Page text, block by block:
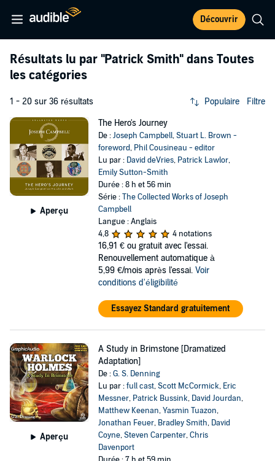
Découvrir
Résultats lu par "Patrick Smith" dans Toutes
les catégories
1 - 20 sur 36 résultats Populaire Filtre
Aperçu
The Hero's Journey
De :Joseph Campbell,Stuart L. Brown -
foreword, Phil Cousineau - editor
Lu par : David deVries, Patrick Lawlor,
Emily Sutton-Smith
Durée : 8 h et 56 min
Série :The Collected Works of Joseph
Campbell
Langue : Anglais
4,8
4 notations
16,91 € ou gratuit avec l'essai.
Renouvellement automatique à
5,99 €/mois après l'essai. Voir
conditions d'éligibilité
Essayez Standard gratuitement
Aperçu
A Study in Brimstone [Dramatized
Adaptation]
De :G. S. Denning
Lu par :full cast,Scott McCormick, Eric
Messner, Patrick Bussink, David Jourdan,
Matthew Keenan,Yasmin Tuazon,
Jonathan Feuer, Bradley Smith, David
Coyne,Steven Carpenter,Chris
Davenport